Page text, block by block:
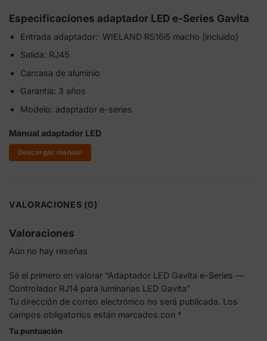
Especificaciones adaptador LED e-Series Gavita
Entrada adaptador: WIELAND RS16i5 macho (incluido)
Salida: RJ45
Carcasa de aluminio
Garantía: 3 años
Modelo: adaptador e-series
Manual adaptador LED
Descargar manual
VALORACIONES (0)
Valoraciones
Aún no hay reseñas
Sé el primero en valorar “Adaptador LED Gavita e-Series —
Controlador RJ14 para luminarias LED Gavita”
Tu dirección de correo electrónico no será publicada. Los
campos obligatorios están marcados con *
Tu puntuación